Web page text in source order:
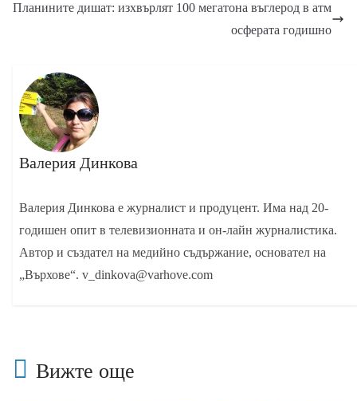
Планините дишат: изхвърлят 100 мегатона въглерод в атм
осферата годишно
Валерия Динкова
Валерия Динкова е журналист и продуцент. Има над 20-
годишен опит в телевизионната и он-лайн журналистика.
Автор и създател на медийно съдържание, основател на
„Върхове“. v_dinkova@varhove.com
Вижте още